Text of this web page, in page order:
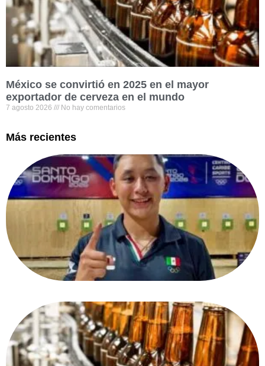
México se convirtió en 2025 en el mayor
exportador de cerveza en el mundo
7 agosto 2026 No hay comentarios
Más recientes